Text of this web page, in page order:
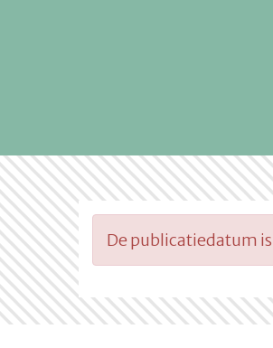
De publicatiedatum